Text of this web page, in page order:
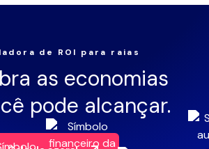
precisão.
de ROI para raias
as economias
pode alcançar.